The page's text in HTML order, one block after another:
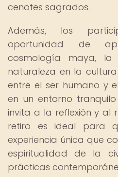
cenotes sagrados.
Además, los
oportunidad de
cosmología maya,
naturaleza en la
entre el ser humano y
en un entorno
invita a la reflexión y al
retiro es ideal para
experiencia única que
espiritualidad de la
prácticas